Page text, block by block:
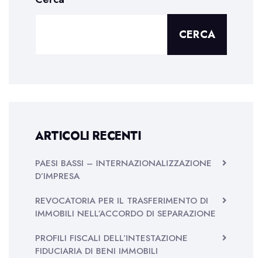
CERCA
ARTICOLI RECENTI
PAESI BASSI – INTERNAZIONALIZZAZIONE
D’IMPRESA
REVOCATORIA PER IL TRASFERIMENTO DI
IMMOBILI NELL’ACCORDO DI SEPARAZIONE
PROFILI FISCALI DELL’INTESTAZIONE
FIDUCIARIA DI BENI IMMOBILI